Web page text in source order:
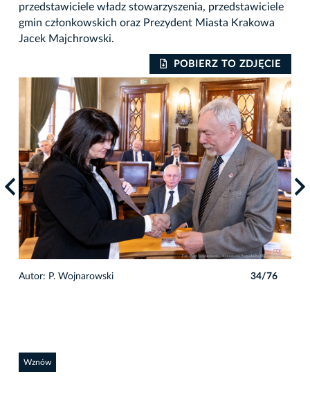
przedstawiciele władz stowarzyszenia, przedstawiciele
gmin członkowskich oraz Prezydent Miasta Krakowa
Jacek Majchrowski.
POBIERZ TO ZDJĘCIE
Autor: P. Wojnarowski 34/76
Wznów